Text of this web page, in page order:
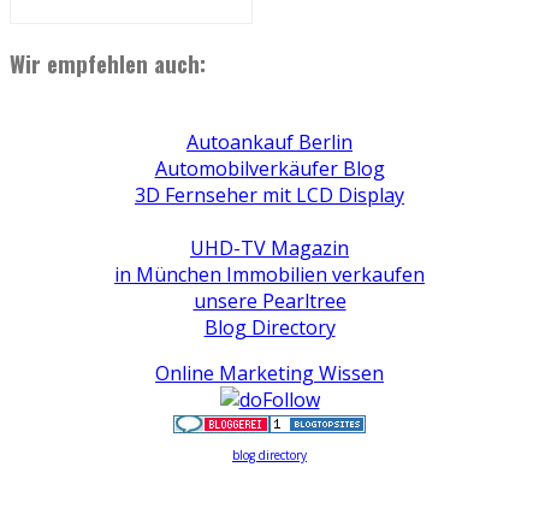
Wir empfehlen auch:
Autoankauf Berlin
Automobilverkäufer Blog
3D Fernseher mit LCD Display
UHD-TV Magazin
in München Immobilien verkaufen
unsere Pearltree
Blog Directory
Online Marketing Wissen
blog directory